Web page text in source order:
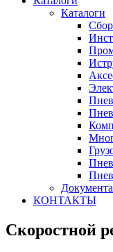
Каталоги
КОНТАКТЫ
Скоростной